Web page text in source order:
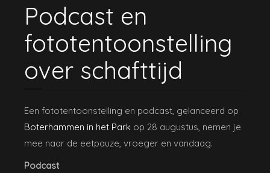
Podcast en
fototentoonstelling
over schafttijd
Een fototentoonstelling en podcast, gelanceerd op
Boterhammen in het Park op 28 augustus, nemen je
mee naar de eetpauze, vroeger en vandaag.
Podcast